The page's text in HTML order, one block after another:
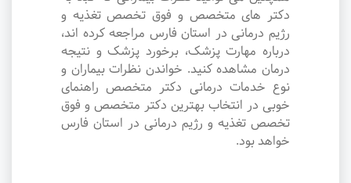
دکتر های متخصص و فوق تخصص تغذیه و
رژیم درمانی در استان فارس مراجعه کرده اند،
درباره مهارت پزشک، برخورد پزشک و نتیجه
درمان مشاهده کنید. خواندن نظرات بیماران و
نوع خدمات درمانی دکتر متخصص راهنمای
خوبی در انتخاب بهترین دکتر متخصص و فوق
تخصص تغذیه و رژیم درمانی در استان فارس
خواهد بود.